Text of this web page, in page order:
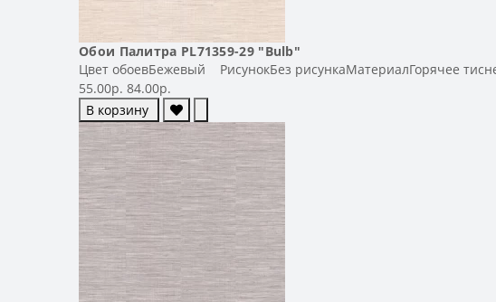
Обои Палитра PL71359-29 "Bulb"
Цвет обоевБежевый РисунокБез рисункаМатериалГорячее
55.00р. 84.00р.
В корзину